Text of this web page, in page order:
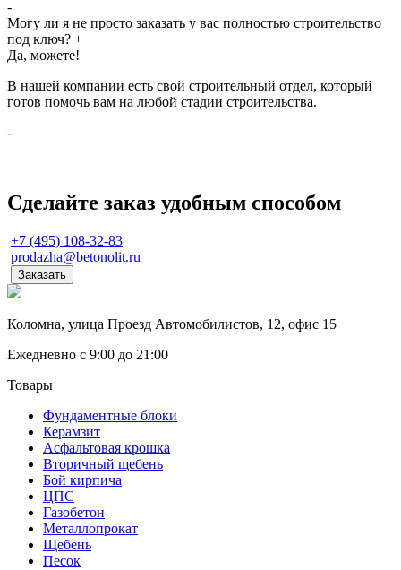
-
Могу ли я не просто заказать у вас полностью строительство
под ключ? +
Да, можете!
В нашей компании есть свой строительный отдел, который
готов помочь вам на любой стадии строительства.
-
Сделайте заказ удобным способом
+7 (495) 108-32-83
prodazha@betonolit.ru
Заказать
Коломна, улица Проезд Автомобилистов, 12, офис 15
Ежедневно с 9:00 до 21:00
Товары
Фундаментные блоки
Керамзит
Асфальтовая крошка
Вторичный щебень
Бой кирпича
ЦПС
Газобетон
Металлопрокат
Щебень
Песок